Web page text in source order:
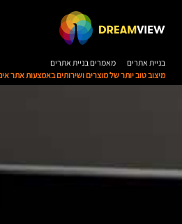
בניית אתרים
מאמרים בניית אתרים
מיצוב טוב יותר של מוצרים ושירותים באמצעות אתר